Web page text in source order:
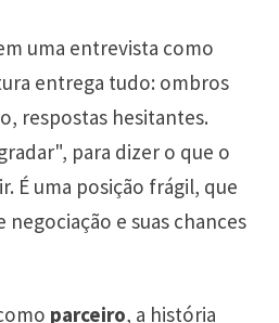
uma entrevista como
entrega tudo: ombros
respostas hesitantes.
para dizer o que o
É uma posição frágil, que
e suas chances
parceiro, a história